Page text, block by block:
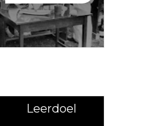
Leerdoel